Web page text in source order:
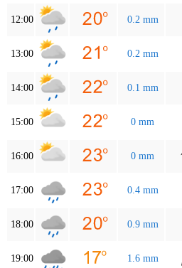
12:00 0.2 mm
13:00 0.2 mm
14:00 0.1 mm
15:00 0 mm
16:00 0 mm
17:00 0.4 mm
18:00 0.9 mm
19:00 1.6 mm